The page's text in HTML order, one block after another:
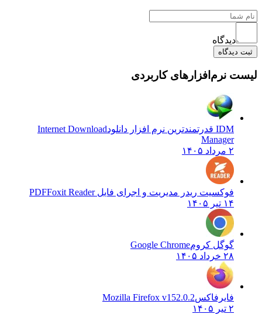
دیدگاه
ثبت دیدگاه
لیست نرم‌افزارهای کاربردی
IDM قدرتمندترین نرم افزار دانلود
Internet Download
Manager
۲ مرداد ۱۴۰۵
فوکسیت ریدر مدیریت و اجرای فایل PDFFoxit Reader
۱۴ تیر ۱۴۰۵
گوگل کرومGoogle Chrome
۲۸ خرداد ۱۴۰۵
فایرفاکسMozilla Firefox v152.0.2
۲ تیر ۱۴۰۵